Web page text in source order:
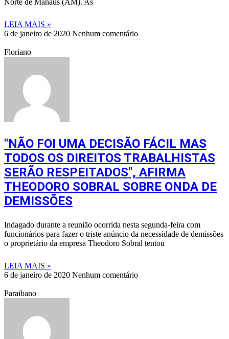
Norte de Manaus (AM). As
LEIA MAIS »
6 de janeiro de 2020 Nenhum comentário
Floriano
"NÃO FOI UMA DECISÃO FÁCIL MAS
TODOS OS DIREITOS TRABALHISTAS
SERÃO RESPEITADOS", AFIRMA
THEODORO SOBRAL SOBRE ONDA DE
DEMISSÕES
Indagado durante a reunião ocorrida nesta segunda-feira com
funcionários para fazer o triste anúncio da necessidade de demissões
o proprietário da empresa Theodoro Sobral tentou
LEIA MAIS »
6 de janeiro de 2020 Nenhum comentário
Paraibano